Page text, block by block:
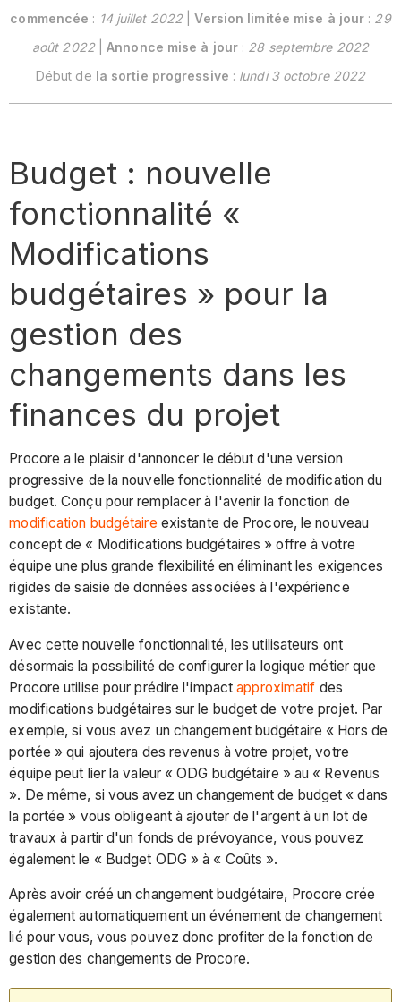
commencée : 14 juillet 2022|Version limitée mise à jour : 29
août 2022|Annonce mise à jour : 28 septembre 2022
Début de la sortie progressive : lundi 3 octobre 2022
Budget : nouvelle
fonctionnalité «
Modifications
budgétaires » pour la
gestion des
changements dans les
finances du projet
Procore a le plaisir d'annoncer le début d'une version
progressive de la nouvelle fonctionnalité de modification du
budget. Conçu pour remplacer à l'avenir la fonction de
modification budgétaire existante de Procore, le nouveau
concept de « Modifications budgétaires » offre à votre
équipe une plus grande flexibilité en éliminant les exigences
rigides de saisie de données associées à l'expérience
existante.
Avec cette nouvelle fonctionnalité, les utilisateurs ont
désormais la possibilité de configurer la logique métier que
Procore utilise pour prédire l'impactapproximatif des
modifications budgétaires sur le budget de votre projet. Par
exemple, si vous avez un changement budgétaire « Hors de
portée » qui ajoutera des revenus à votre projet, votre
équipe peut lier la valeur « ODG budgétaire » au « Revenus
». De même, si vous avez un changement de budget « dans
la portée » vous obligeant à ajouter de l'argent à un lot de
travaux à partir d'un fonds de prévoyance, vous pouvez
également le « Budget ODG » à « Coûts ».
Après avoir créé un changement budgétaire, Procore crée
également automatiquement un événement de changement
lié pour vous, vous pouvez donc profiter de la fonction de
gestion des changements de Procore.